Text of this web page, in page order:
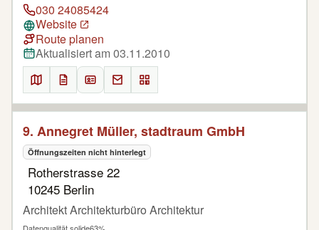
030 24085424
Website
Route planen
Aktualisiert am 03.11.2010
9. Annegret Müller, stadtraum GmbH
Öffnungszeiten nicht hinterlegt
Rotherstrasse 22
10245 Berlin
Architekt Architekturbüro Architektur
Datenqualität solide63%